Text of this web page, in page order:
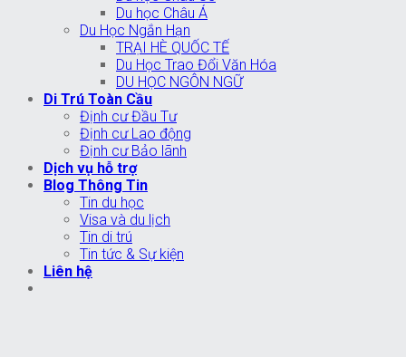
Du học Châu Á
Du Học Ngắn Hạn
TRẠI HÈ QUỐC TẾ
Du Học Trao Đổi Văn Hóa
DU HỌC NGÔN NGỮ
Di Trú Toàn Cầu
Định cư Đầu Tư
Định cư Lao động
Định cư Bảo lãnh
Dịch vụ hỗ trợ
Blog Thông Tin
Tin du học
Visa và du lịch
Tin di trú
Tin tức & Sự kiện
Liên hệ